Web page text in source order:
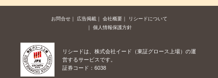
お問合せ 広告掲載 会社概要
リシードについて
個人情報保護方針
リシードは、株式会社イード（東証グロース上場）の運
営するサービスです。
証券コード：6038